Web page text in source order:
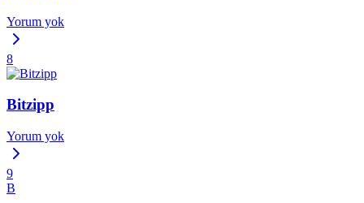
Yorum yok
8
Bitzipp
Yorum yok
9
B